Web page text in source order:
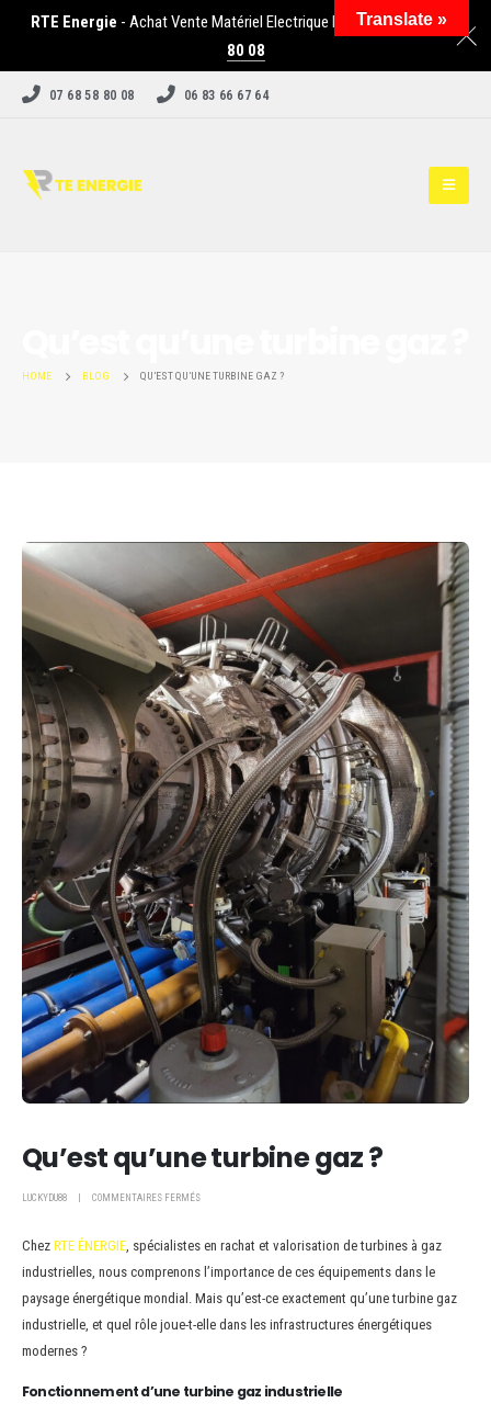
RTE Energie - Achat Vente Matériel Electrique Industriel -07 68 58
80 08
07 68 58 80 08 06 83 66 67 64
HOME BLOG QU’EST QU’UNE TURBINE GAZ ?
Qu’est qu’une turbine gaz ?
LUCKYDU88 COMMENTAIRES FERMÉS
Chez RTE ÉNERGIE , spécialistes en rachat et valorisation de turbines à gaz
industrielles, nous comprenons l’importance de ces équipements dans le
paysage énergétique mondial. Mais qu’est-ce exactement qu’une turbine gaz
industrielle, et quel rôle joue-t-elle dans les infrastructures énergétiques
modernes ?
Fonctionnement d’une turbine gaz industrielle
Translate »